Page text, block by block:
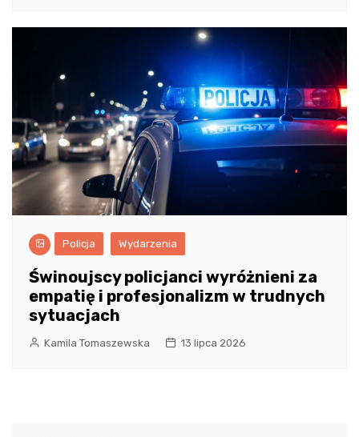
Policja Wydarzenia
Świnoujscy policjanci wyróżnieni za
empatię i profesjonalizm w trudnych
sytuacjach
Kamila Tomaszewska 13 lipca 2026